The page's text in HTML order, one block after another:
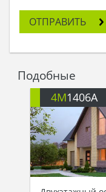
ОТПРАВИТЬ
Подобные
4M1406A